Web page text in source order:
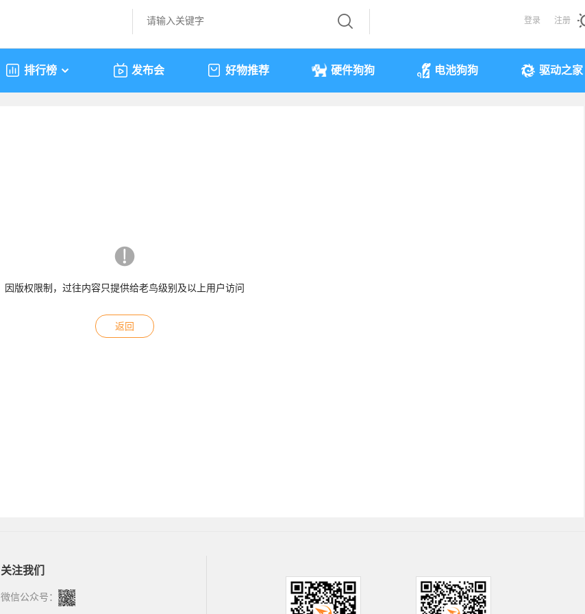
登录 注册
排行榜 发布会 好物推荐 硬件狗狗 电池狗狗 驱动之家
因版权限制，过往内容只提供给老鸟级别及以上用户访问
返回
关注我们
微信公众号：